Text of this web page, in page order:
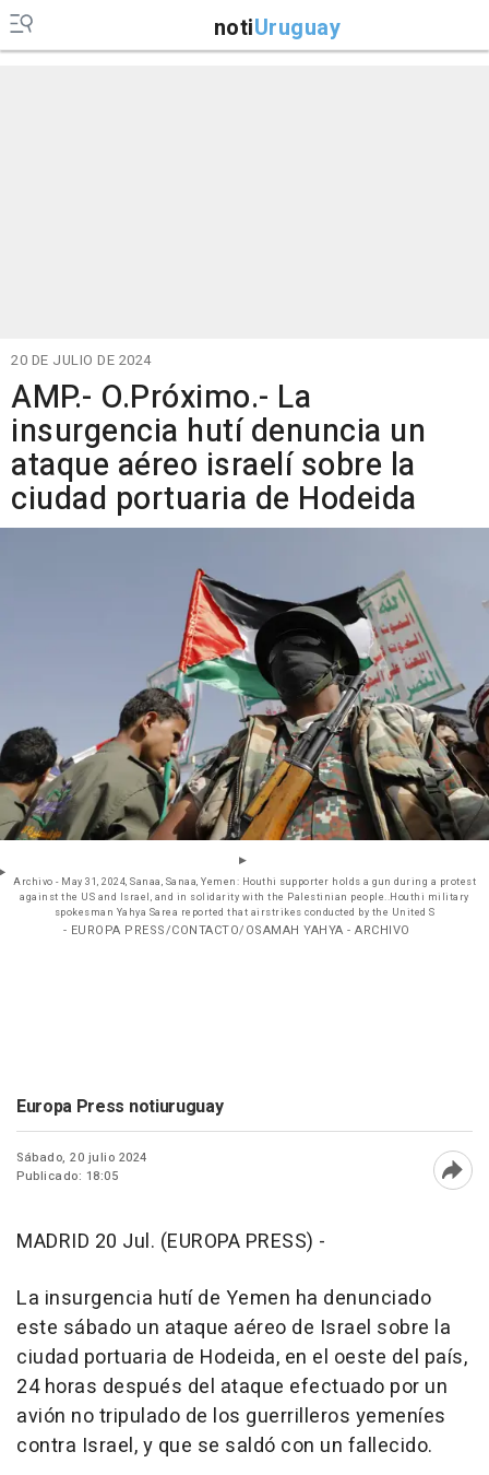
notiUruguay
20 DE JULIO DE 2024
AMP.- O.Próximo.- La
insurgencia hutí denuncia un
ataque aéreo israelí sobre la
ciudad portuaria de Hodeida
Archivo - May 31, 2024, Sanaa, Sanaa, Yemen: Houthi supporter holds a gun during a protest
against the US and Israel, and in solidarity with the Palestinian people..Houthi military
spokesman Yahya Sarea reported that airstrikes conducted by the United S
- EUROPA PRESS/CONTACTO/OSAMAH YAHYA - ARCHIVO
Europa Press notiuruguay
Sábado, 20 julio 2024
Publicado: 18:05
MADRID 20 Jul. (EUROPA PRESS) -
La insurgencia hutí de Yemen ha denunciado
este sábado un ataque aéreo de Israel sobre la
ciudad portuaria de Hodeida, en el oeste del país,
24 horas después del ataque efectuado por un
avión no tripulado de los guerrilleros yemeníes
contra Israel, y que se saldó con un fallecido.